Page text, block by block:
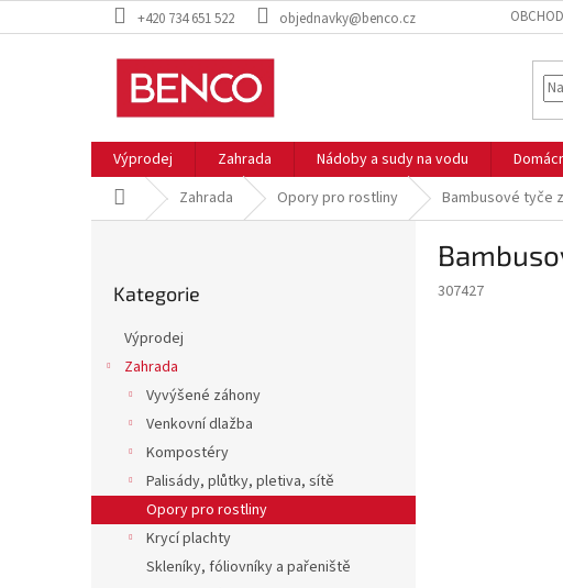
na
+420 734 651 522 objednavky@benco.cz
Výprodej Zahrada Nádoby a sudy na vodu
Domů Zahrada Opory pro rostliny Bambusové tyče
n
e
kategorie
Kategorie
Výprodej
Zahrada
Vyvýšené záhony
Venkovní dlažba
Kompostéry
Palisády, plůtky, pletiva, sítě
Opory pro rostliny
Krycí plachty
Skleníky, fóliovníky a pařeniště
307427